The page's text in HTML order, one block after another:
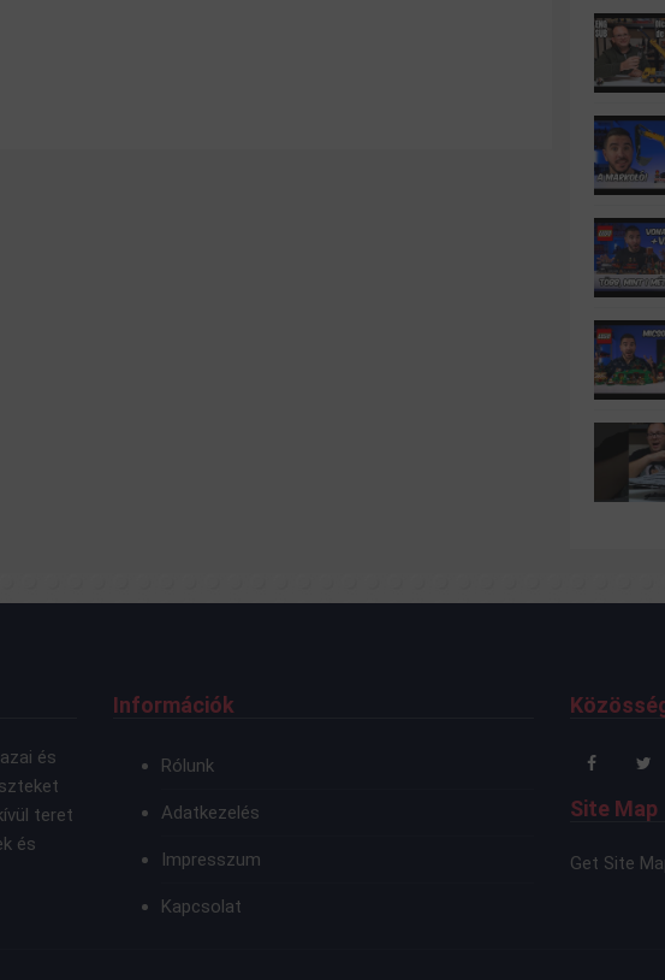
és
teret
és
Információk
Rólunk
Adatkezelés
Impresszum
Kapcsolat
Site Map
Get Site